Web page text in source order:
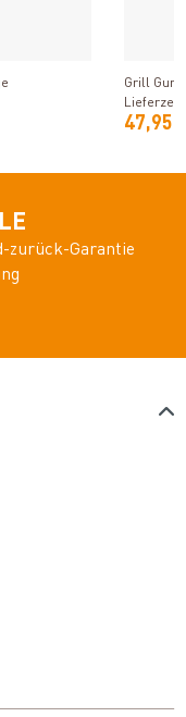
Grill
47,95
zurück-Garantie